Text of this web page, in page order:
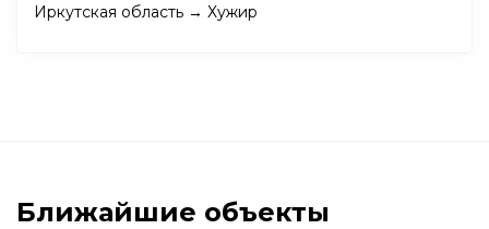
Иркутская область → Хужир
Ближайшие объекты